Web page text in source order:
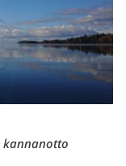
kannanotto